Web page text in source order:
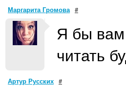
Маргарита Громова #
Я бы
читать
Артур Русских #